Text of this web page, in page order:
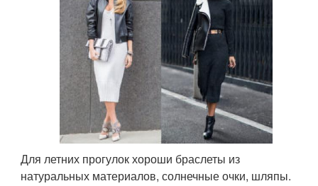
Для летних прогулок хороши браслеты из
натуральных материалов, солнечные очки, шляпы.